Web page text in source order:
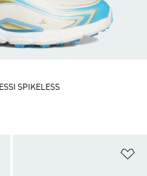
Pridať do zoznamu želaných
SPIKELESS